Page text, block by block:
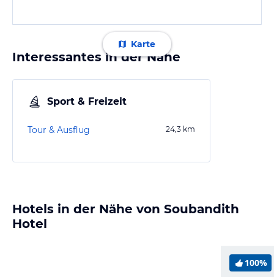
Karte
Interessantes in der Nähe
Sport & Freizeit
Tour & Ausflug 24,3 km
Hotels in der Nähe von Soubandith
Hotel
100%